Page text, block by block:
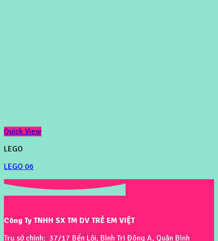
Quick View
LEGO
LEGO 06
Công Ty TNHH SX TM DV TRẺ EM VIỆT
Trụ sở chính: 37/17 Bến Lội, Bình Trị Đông A, Quận Bình